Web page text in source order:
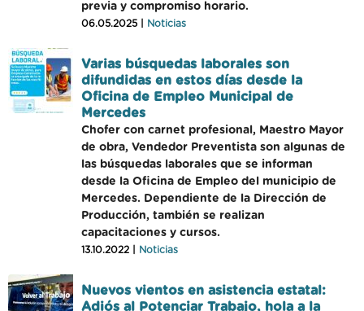
previa y compromiso horario.
06.05.2025 | Noticias
Varias búsquedas laborales son
difundidas en estos días desde la
Oficina de Empleo Municipal de
Mercedes
Chofer con carnet profesional, Maestro Mayor
de obra, Vendedor Preventista son algunas de
las búsquedas laborales que se informan
desde la Oficina de Empleo del municipio de
Mercedes. Dependiente de la Dirección de
Producción, también se realizan
capacitaciones y cursos.
13.10.2022 | Noticias
Nuevos vientos en asistencia estatal:
Adiós al Potenciar Trabajo, hola a la